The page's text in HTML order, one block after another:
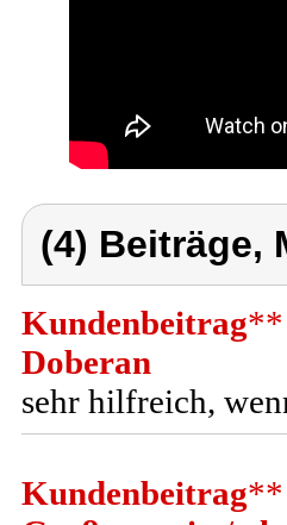
(4) Beiträge,
Kundenbeitrag**
Doberan
sehr hilfreich,
Kundenbeitrag**